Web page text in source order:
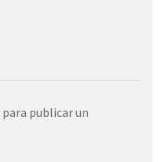
para publicar un